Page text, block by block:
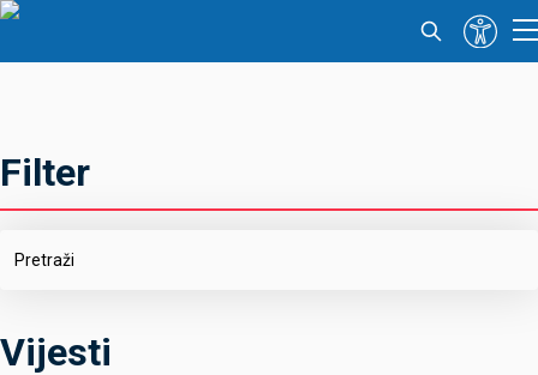
Vijesti
Filter